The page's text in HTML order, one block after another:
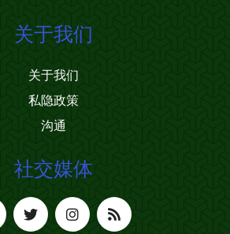
关于我们
关于我们
私隐政策
沟通
社交媒体